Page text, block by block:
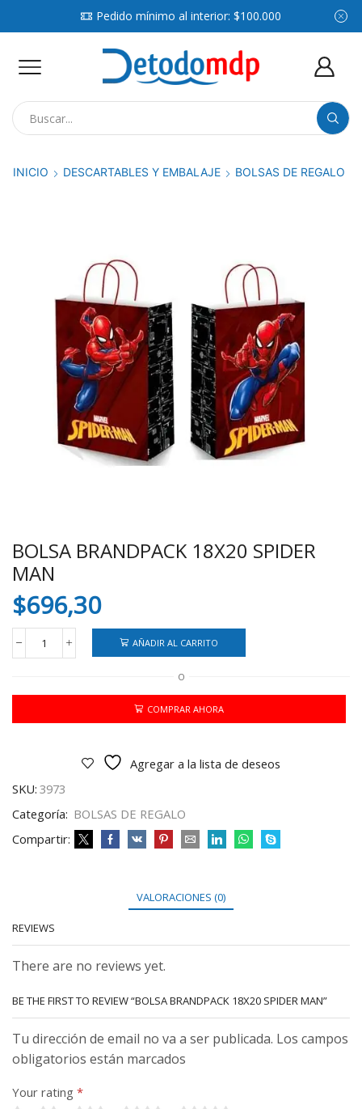
Pedido mínimo al interior: $100.000
INICIO DESCARTABLES Y EMBALAJE BOLSAS DE REGALO
BOLSA BRANDPACK 18X20 SPIDER
MAN
$696,30
BOLSA
BRANDPACK
SPIDER
cantidad
AÑADIR AL CARRITO
O
COMPRAR AHORA
Agregar a la lista de deseos
SKU: 3973
Categoría: BOLSAS DE REGALO
Compartir:
VALORACIONES (0)
REVIEWS
There are no reviews yet.
BE THE FIRST TO REVIEW “BOLSA BRANDPACK 18X20 SPIDER MAN”
Tu dirección de email no va a ser publicada. Los campos
obligatorios están marcados
Your rating *